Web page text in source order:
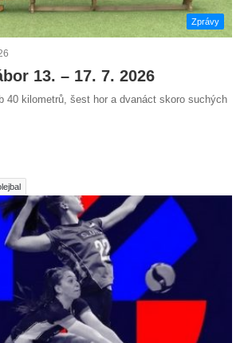
Zprávy
13. – 17. 7. 2026
40 kilometrů, šest hor a dvanáct skoro suchých